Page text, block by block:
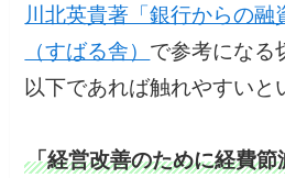
川北英貴著「銀行からの融
（すばる舎） で参考になる
以下であれば触れやすいと
「経営改善のために経費